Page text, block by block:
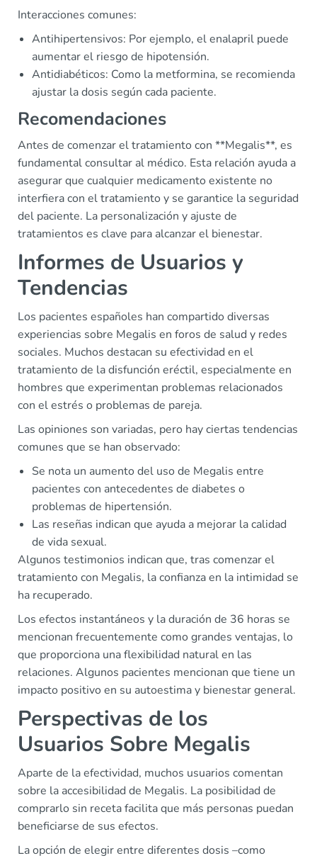
Interacciones comunes:
Antihipertensivos: Por ejemplo, el enalapril puede
aumentar el riesgo de hipotensión.
Antidiabéticos: Como la metformina, se recomienda
ajustar la dosis según cada paciente.
Recomendaciones
Antes de comenzar el tratamiento con **Megalis**, es
fundamental consultar al médico. Esta relación ayuda a
asegurar que cualquier medicamento existente no
interfiera con el tratamiento y se garantice la seguridad
del paciente. La personalización y ajuste de
tratamientos es clave para alcanzar el bienestar.
Informes de Usuarios y
Tendencias
Los pacientes españoles han compartido diversas
experiencias sobre Megalis en foros de salud y redes
sociales. Muchos destacan su efectividad en el
tratamiento de la disfunción eréctil, especialmente en
hombres que experimentan problemas relacionados
con el estrés o problemas de pareja.
Las opiniones son variadas, pero hay ciertas tendencias
comunes que se han observado:
Se nota un aumento del uso de Megalis entre
pacientes con antecedentes de diabetes o
problemas de hipertensión.
Las reseñas indican que ayuda a mejorar la calidad
de vida sexual.
Algunos testimonios indican que, tras comenzar el
tratamiento con Megalis, la confianza en la intimidad se
ha recuperado.
Los efectos instantáneos y la duración de 36 horas se
mencionan frecuentemente como grandes ventajas, lo
que proporciona una flexibilidad natural en las
relaciones. Algunos pacientes mencionan que tiene un
impacto positivo en su autoestima y bienestar general.
Perspectivas de los
Usuarios Sobre Megalis
Aparte de la efectividad, muchos usuarios comentan
sobre la accesibilidad de Megalis. La posibilidad de
comprarlo sin receta facilita que más personas puedan
beneficiarse de sus efectos.
La opción de elegir entre diferentes dosis –como